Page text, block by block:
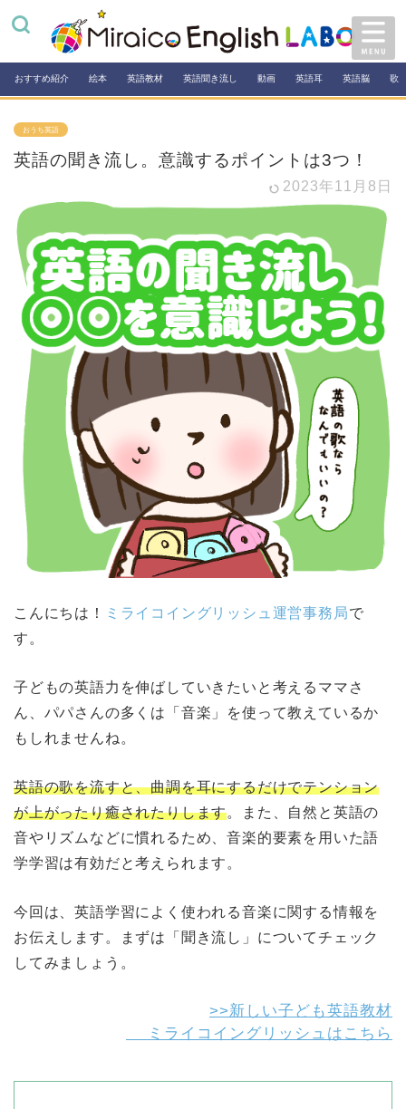
おすすめ紹介 絵本 英語教材 英語聞き流し 動画 英語耳 英語脳 歌
おうち英語
英語の聞き流し。意識するポイントは3つ！
2023年11月8日
こんにちは！ ミライコイングリッシュ運営事務局で
す。
子どもの英語力を伸ばしていきたいと考えるママさ
ん、パパさんの多くは「音楽」を使って教えているか
もしれませんね。
英語の歌を流すと、曲調を耳にするだけでテンション
が上がったり癒されたりします。また、自然と英語の
音やリズムなどに慣れるため、音楽的要素を用いた語
学学習は有効だと考えられます。
今回は、英語学習によく使われる音楽に関する情報を
お伝えします。まずは「聞き流し」についてチェック
してみましょう。
>>新しい子ども英語教材
ミライコイングリッシュはこちら